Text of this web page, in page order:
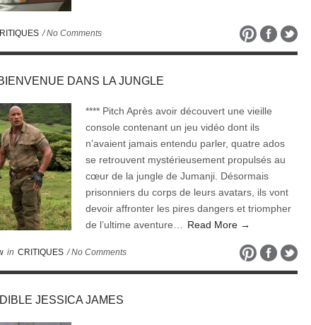
/ No Comments
DANS LA JUNGLE
**** Pitch Après avoir découvert une vieille
console contenant un jeu vidéo dont ils
n’avaient jamais entendu parler, quatre ados
se retrouvent mystérieusement propulsés au
cœur de la jungle de Jumanji. Désormais
prisonniers du corps de leurs avatars, ils vont
devoir affronter les pires dangers et triompher
de l’ultime aventure…
Read More →
in CRITIQUES / No Comments
JESSICA JAMES